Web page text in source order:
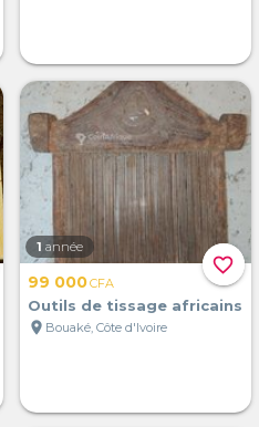
favorite_border
1 année
99 000CFA
Outils de tissage africains
location_on Bouaké, Côte d'Ivoire